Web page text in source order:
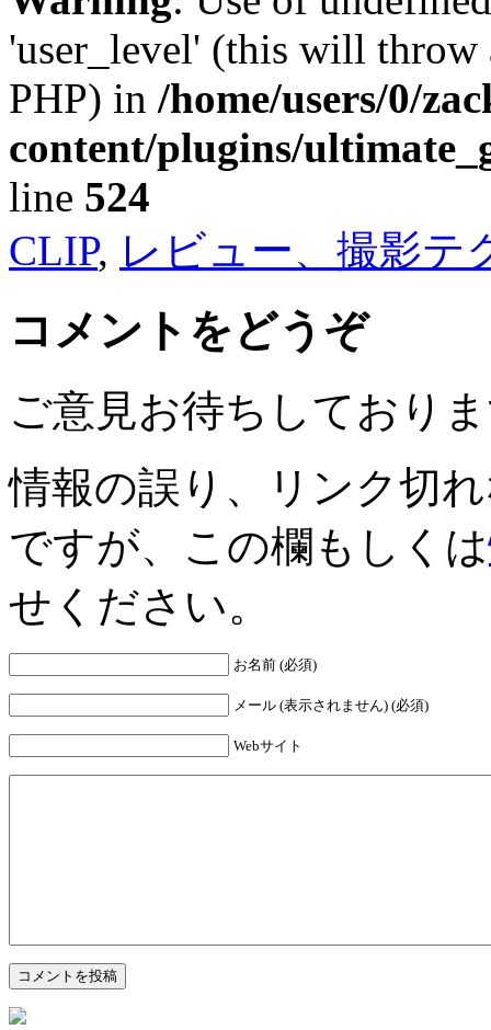
'user_level' (this will
PHP) in /home/users/0/
content/plugins/
line 524
CLIP, レビュー、撮影テ
コメントをどうぞ
ご意見お待ちしており
情報の誤り、リンク切
ですが、この欄もしくは
せください。
お名前 (必須)
メール (表示されません) (必須)
Webサイト